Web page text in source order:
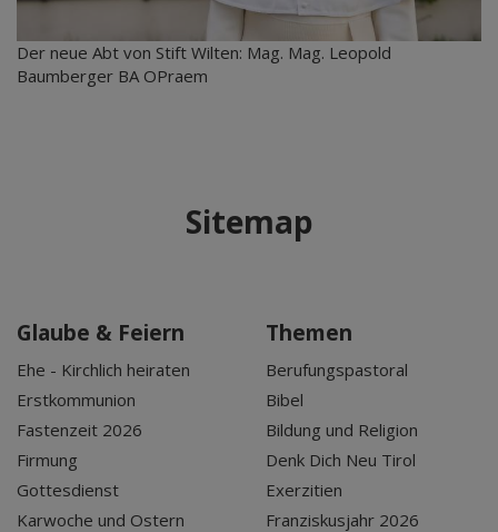
Der neue Abt von Stift Wilten: Mag. Mag. Leopold
Baumberger BA OPraem
Sitemap
Glaube & Feiern
Ehe - Kirchlich heiraten
Erstkommunion
Fastenzeit 2026
Firmung
Gottesdienst
Karwoche und Ostern
Themen
Berufungspastoral
Bibel
Bildung und Religion
Denk Dich Neu Tirol
Exerzitien
Franziskusjahr 2026